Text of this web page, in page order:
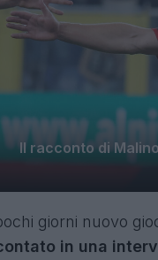
Il racconto di
giorni nuovo
in una